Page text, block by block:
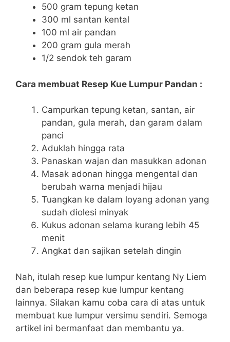
500 gram tepung ketan
300 ml santan kental
100 ml air pandan
200 gram gula merah
1/2 sendok teh garam
Cara membuat Resep Kue Lumpur Pandan :
Campurkan tepung ketan, santan, air
pandan, gula merah, dan garam dalam
panci
Aduklah hingga rata
Panaskan wajan dan masukkan adonan
Masak adonan hingga mengental dan
berubah warna menjadi hijau
Tuangkan ke dalam loyang adonan yang
sudah diolesi minyak
Kukus adonan selama kurang lebih 45
menit
Angkat dan sajikan setelah dingin
Nah, itulah resep kue lumpur kentang Ny Liem
dan beberapa resep kue lumpur kentang
lainnya. Silakan kamu coba cara di atas untuk
membuat kue lumpur versimu sendiri. Semoga
artikel ini bermanfaat dan membantu ya.